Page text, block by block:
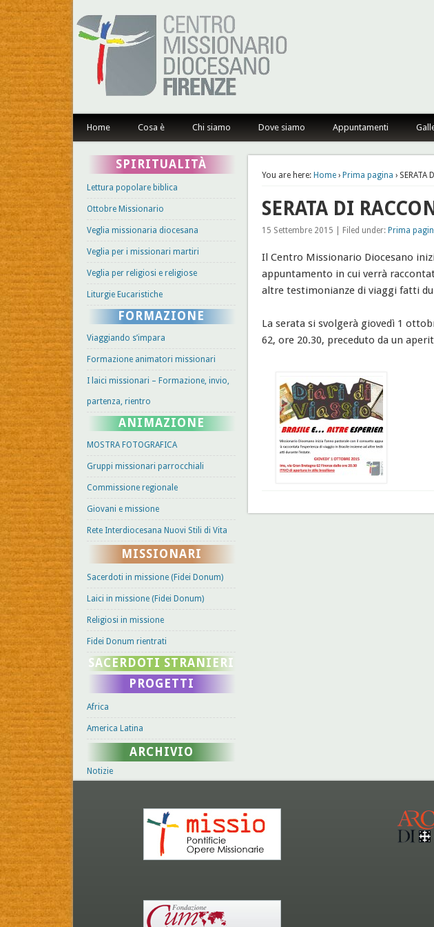
Centro Missionario Diocesano Firenze
Home Cosa è Chi siamo Dove siamo Appuntamenti
You are here: Home› Prima pagina › SERATA
SERATA DI
15 Settembre 2015 | Filed under: Prima
Il Centro Missionario Diocesano
appuntamento in cui verrà
altre testimonianze di viaggi fatti
La serata si svolgerà giovedì 1
62, ore 20.30, preceduto da un
SPIRITUALITÀ
Lettura popolare biblica
Ottobre Missionario
Veglia missionaria diocesana
Veglia per i missionari martiri
Veglia per religiosi e religiose
Liturgie Eucaristiche
FORMAZIONE
Viaggiando s’impara
Formazione animatori missionari
I laici missionari – Formazione, invio,
partenza, rientro
ANIMAZIONE
MOSTRA FOTOGRAFICA
Gruppi missionari parrocchiali
Commissione regionale
Giovani e missione
Rete Interdiocesana Nuovi Stili di Vita
MISSIONARI
Sacerdoti in missione (Fidei Donum)
Laici in missione (Fidei Donum)
Religiosi in missione
Fidei Donum rientrati
SACERDOTI STRANIERI
PROGETTI
Africa
America Latina
ARCHIVIO
Notizie